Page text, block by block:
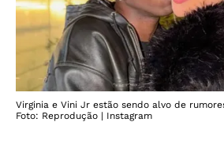
Virginia e Vini Jr estão sendo alvo de
Foto: Reprodução | Instagram